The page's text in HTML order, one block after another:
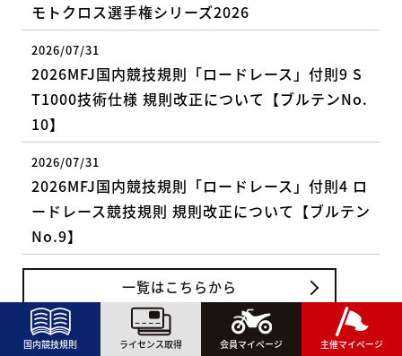
国内競技規則 ライセンス取得 会員マイページ 主催マイページ
モトクロス選手権シリーズ2026
2026/07/31
2026MFJ国内競技規則「ロードレース」付則9 S
T1000技術仕様 規則改正について【ブルテンNo.
10】
2026/07/31
2026MFJ国内競技規則「ロードレース」付則4 ロ
ードレース競技規則 規則改正について【ブルテン
No.9】
一覧はこちらから